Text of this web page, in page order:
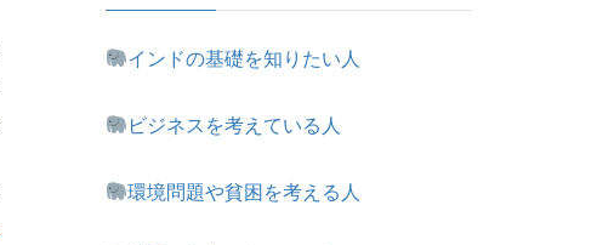
インドの基礎を知りたい人
ビジネスを考えている人
環境問題や貧困を考える人